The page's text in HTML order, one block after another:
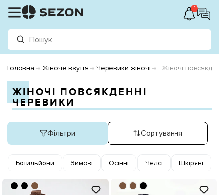
1
Головна Жіноче взуття Черевики жіночі Жіночі
ЖІНОЧІ ПОВСЯКДЕННІ
ЧЕРЕВИКИ
Фільтри Сортування
Ботильйони Зимові Осінні Челсі Шкіряні